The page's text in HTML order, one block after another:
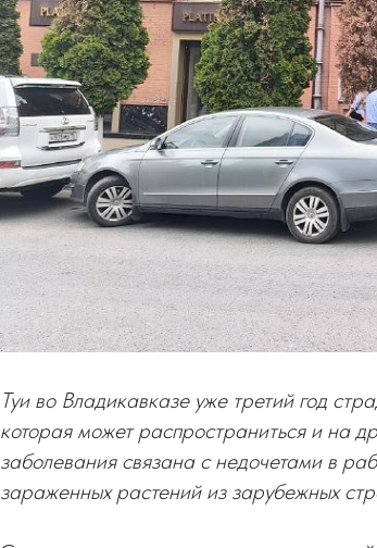
Туи во Владикавказе уже третий год
которая может распространиться и на
заболевания связана с недочетами в
зараженных растений из зарубежных